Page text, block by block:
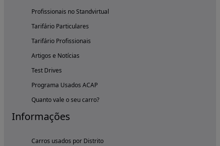
Profissionais no Standvirtual
Tarifário Particulares
Tarifário Profissionais
Artigos e Notícias
Test Drives
Programa Usados ACAP
Quanto vale o seu carro?
Informações
Carros usados por Distrito